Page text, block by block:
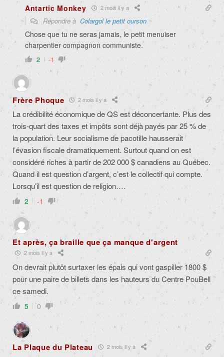
Antartic Monkey 2 mois il y a
Répondre à Colargol le petit ourson
Chose que tu ne seras jamais, le petit menuiser
charpentier compagnon communiste.
2 -1
Frère Phoque 2 mois il y a
La crédibilité économique de QS est déconcertante. Plus des
trois-quart des taxes et impôts sont déjà payés par 25 % de
la population. Leur socialisme de pacotille hausserait
l’évasion fiscale dramatiquement. Surtout quand on est
considéré riches à partir de 202 000 $ canadiens au Québec.
Quand il est question d’argent, c’est le collectif qui compte.
Lorsqu’il est question de religion….
2 -1
Et après, ça braille que ça manque d'argent
2 mois il y a
On devrait plutôt surtaxer les épais qui vont gaspiller 1800 $
pour une paire de billets dans les hauteurs du Centre PouBell
ce samedi.
5 0
La Plaque du Plateau 2 mois il y a